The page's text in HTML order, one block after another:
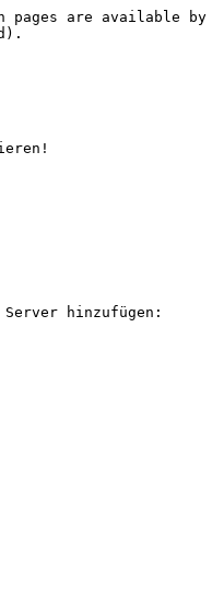
pages are available by
Server hinzufügen: